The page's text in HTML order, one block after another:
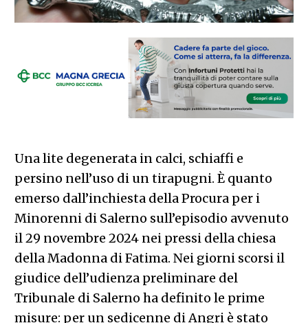
Una lite degenerata in calci, schiaffi e
persino nell’uso di un tirapugni. È quanto
emerso dall’inchiesta della Procura per i
Minorenni di Salerno sull’episodio avvenuto
il 29 novembre 2024 nei pressi della chiesa
della Madonna di Fatima. Nei giorni scorsi il
giudice dell’udienza preliminare del
Tribunale di Salerno ha definito le prime
misure: per un sedicenne di Angri è stato